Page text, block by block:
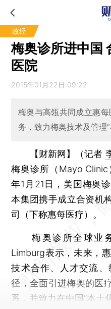
政经
梅奥诊所进中国
医院
2015年01月22日 09:22
梅奥与高瓴共同成立惠
务，致力梅奥技术及管理
【财新网】（记者
梅奥诊所（Mayo
年1月21日，美国梅奥
本集团携手成立合资
司（下称惠每医疗）。
梅奥诊所全球业务
Limburg表示，未来，
技术合作、人才交流
径，全面引进梅奥的医
系，并致力在中国“本土化